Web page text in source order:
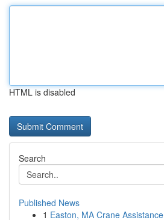
HTML is disabled
Search
Published News
1 Easton, MA Crane Assistance